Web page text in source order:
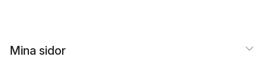
Mina sidor